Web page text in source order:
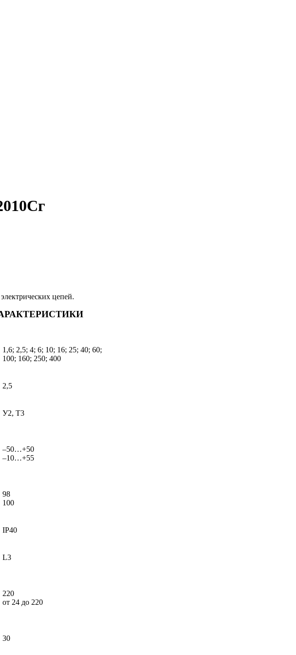
цепей.
1,6; 2,5; 4; 6; 10; 16; 25; 40; 60;
100; 160; 250; 400
2,5
У2, Т3
–50…+50
–10…+55
98
100
IP40
L3
220
от 24 до 220
30